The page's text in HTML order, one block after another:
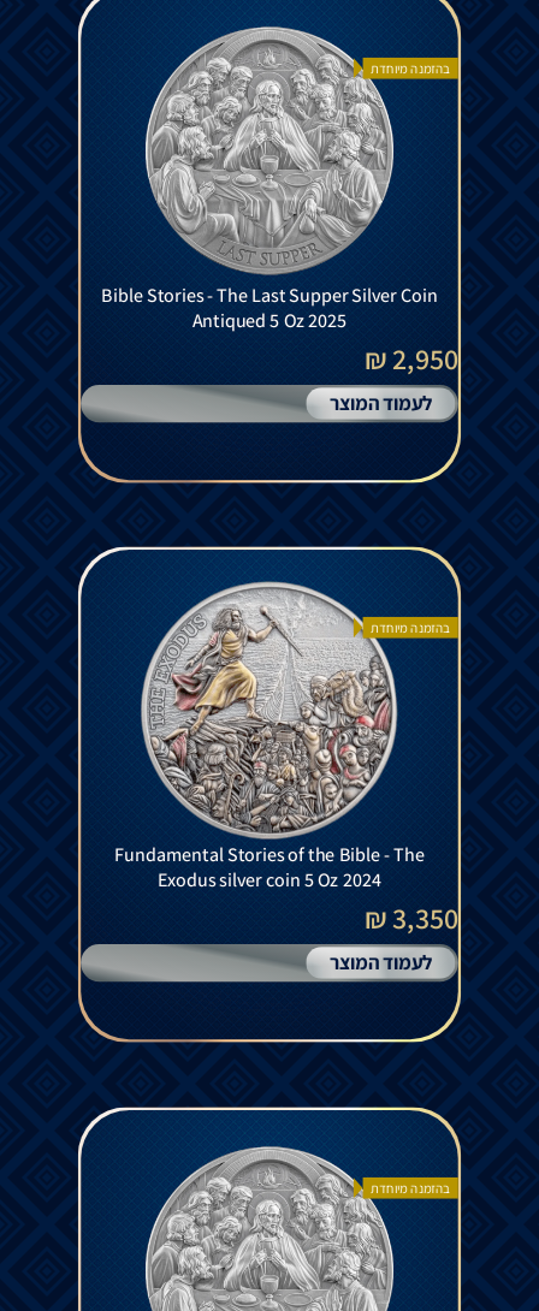
בהזמנה מיוחדת
Bible Stories - The Last Supper Silver Coin
Antiqued 5 Oz 2025
2,950 ₪
לעמוד המוצר
בהזמנה מיוחדת
Fundamental Stories of the Bible - The
Exodus silver coin 5 Oz 2024
3,350 ₪
לעמוד המוצר
בהזמנה מיוחדת